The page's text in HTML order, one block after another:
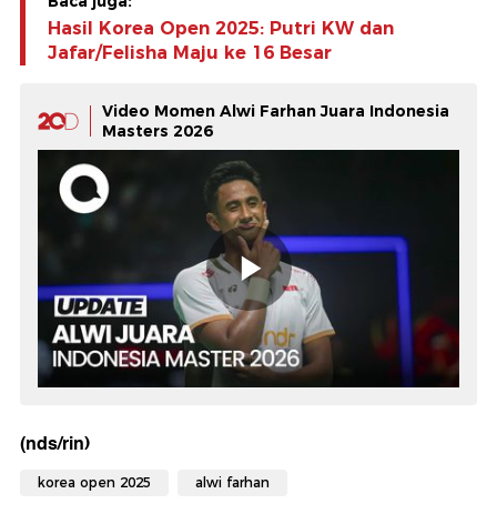
Hasil Korea Open 2025: Putri KW dan
Jafar/Felisha Maju ke 16 Besar
Video Momen Alwi Farhan Juara Indonesia
Masters 2026
(nds/rin)
korea open 2025 alwi farhan